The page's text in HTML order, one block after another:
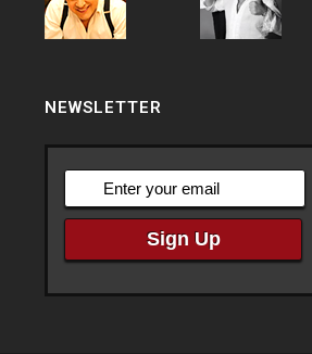
NEWSLETTER